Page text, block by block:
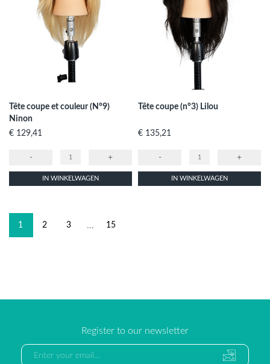
Tête coupe et couleur (N°9)
Ninon
Prijs
€ 129,41
- +
IN WINKELWAGEN
Tête coupe (n°3) Lilou
Prijs
€ 135,21
- +
IN WINKELWAGEN
1 2 3 … 15
Register to our newsletter